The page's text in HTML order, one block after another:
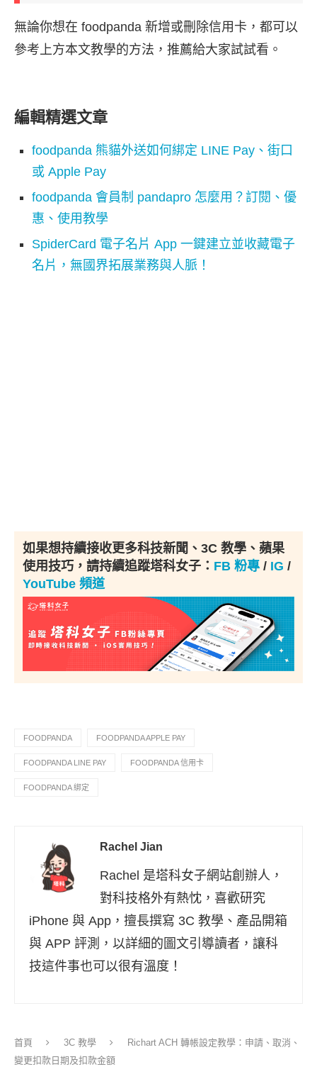
無論你想在 foodpanda 新增或刪除信用卡，都可以
參考上方本文教學的方法，推薦給大家試試看。
編輯精選文章
foodpanda 熊貓外送如何綁定 LINE Pay、街口
或 Apple Pay
foodpanda 會員制 pandapro 怎麼用？訂閱、優
惠、使用教學
SpiderCard 電子名片 App 一鍵建立並收藏電子
名片，無國界拓展業務與人脈！
如果想持續接收更多科技新聞、3C 教學、蘋果
使用技巧，請持續追蹤塔科女子： FB 粉專 / IG /
YouTube 頻道
FOODPANDA FOODPANDA APPLE PAY
FOODPANDA LINE PAY FOODPANDA 信用卡
FOODPANDA 綁定
Rachel Jian
Rachel 是塔科女子網站創辦人，
對科技格外有熱忱，喜歡研究
iPhone 與 App，擅長撰寫 3C 教學、產品開箱
與 APP 評測，以詳細的圖文引導讀者，讓科
技這件事也可以很有溫度！
首頁 3C 教學
Richart ACH 轉帳設定教學：申請、取消、
變更扣款日期及扣款金額